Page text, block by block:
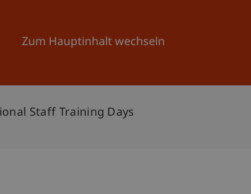
Zum Hauptinhalt wechseln
Universität Aktuelles
Staff Training Days